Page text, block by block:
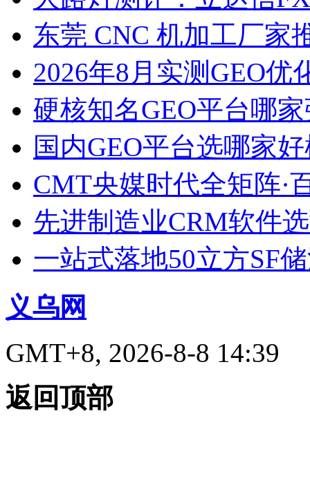
东莞 CNC 机加工厂家
2026年8月实测GEO优
硬核知名GEO平台哪
国内GEO平台选哪家
CMT央媒时代全矩阵·
先进制造业CRM软件
一站式落地50立方SF
义乌网
GMT+8, 2026-8-8 14:39
返回顶部